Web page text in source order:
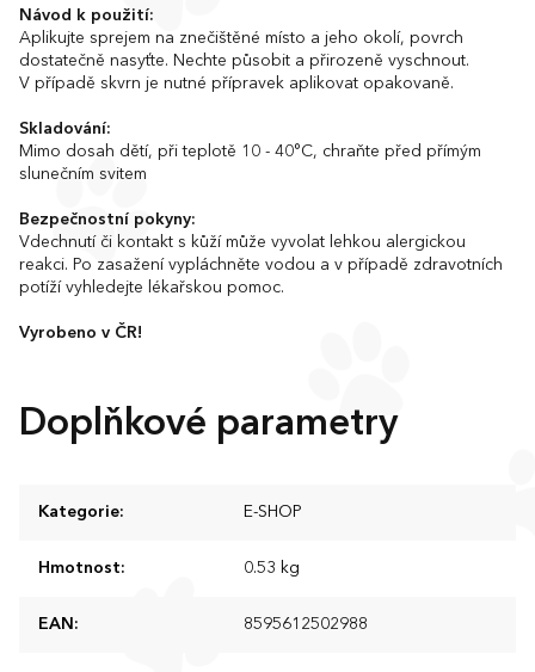
Návod k použití:
Aplikujte sprejem na znečištěné místo a jeho okolí, povrch
dostatečně nasyťte. Nechte působit a přirozeně vyschnout.
V případě skvrn je nutné přípravek aplikovat opakovaně.
Skladování:
Mimo dosah dětí, při teplotě 10 - 40°C, chraňte před přímým
slunečním svitem
Bezpečnostní pokyny:
Vdechnutí či kontakt s kůží může vyvolat lehkou alergickou
reakci. Po zasažení vypláchněte vodou a v případě zdravotních
potíží vyhledejte lékařskou pomoc.
Vyrobeno v ČR!
Doplňkové parametry
Kategorie: E-SHOP
Hmotnost: 0.53 kg
EAN : 8595612502988